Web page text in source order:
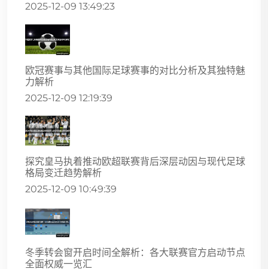
2025-12-09 13:49:23
欧冠赛事与其他国际足球赛事的对比分析及其独特魅
力解析
2025-12-09 12:19:39
探究皇马执着推动欧超联赛背后深层动因与现代足球
格局变迁趋势解析
2025-12-09 10:49:39
冬季转会窗开启时间全解析：各大联赛官方启动节点
全面权威一览汇